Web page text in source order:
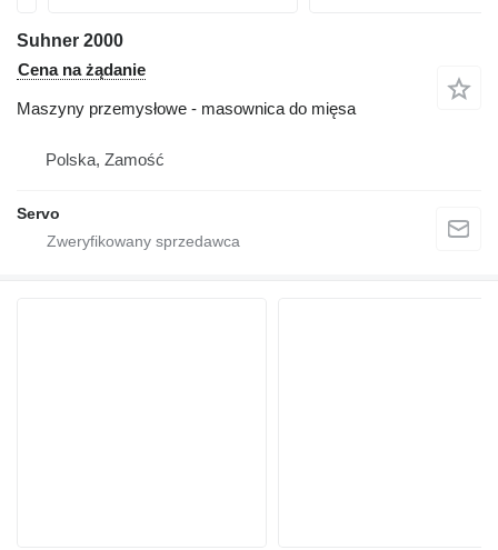
Suhner 2000
Cena na żądanie
Maszyny przemysłowe - masownica do mięsa
Polska, Zamość
Servo